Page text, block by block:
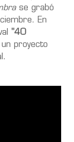
se grabó
En
"40
proyecto